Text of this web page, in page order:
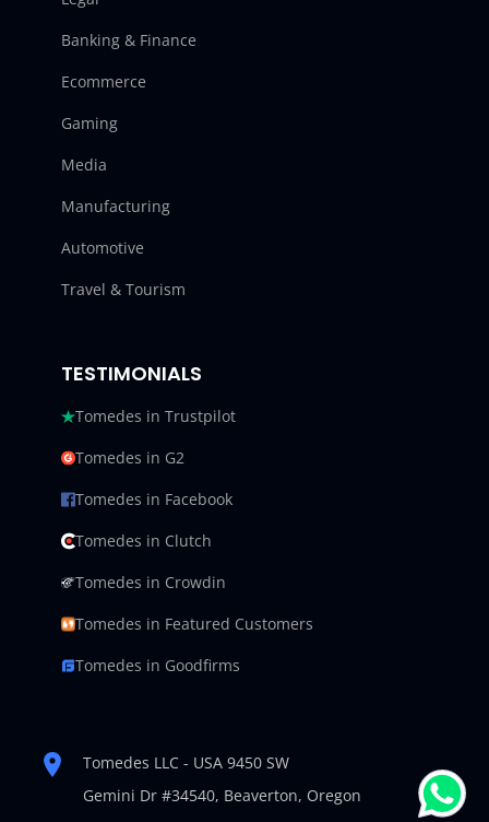
Banking & Finance
Ecommerce
Gaming
Media
Manufacturing
Automotive
Travel & Tourism
TESTIMONIALS
Tomedes in Trustpilot
Tomedes in G2
Tomedes in Facebook
Tomedes in Clutch
Tomedes in Crowdin
Tomedes in Featured Customers
Tomedes in Goodfirms
Tomedes LLC - USA 9450 SW
Gemini Dr #34540, Beaverton, Oregon